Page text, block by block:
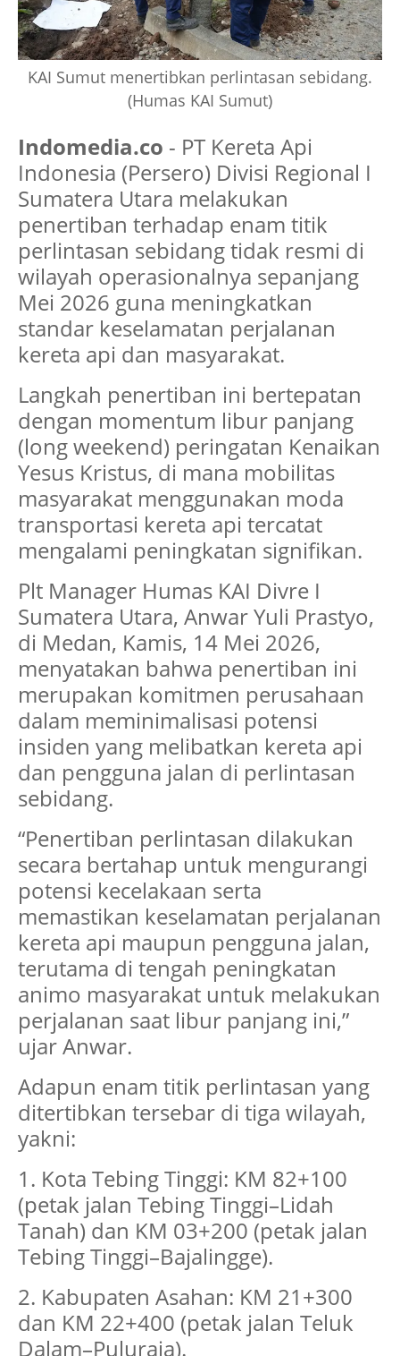
KAI Sumut menertibkan perlintasan sebidang.
(Humas KAI Sumut)
Indomedia.co - PT Kereta Api
Indonesia (Persero) Divisi Regional I
Sumatera Utara melakukan
penertiban terhadap enam titik
perlintasan sebidang tidak resmi di
wilayah operasionalnya sepanjang
Mei 2026 guna meningkatkan
standar keselamatan perjalanan
kereta api dan masyarakat.
Langkah penertiban ini bertepatan
dengan momentum libur panjang
(long weekend) peringatan Kenaikan
Yesus Kristus, di mana mobilitas
masyarakat menggunakan moda
transportasi kereta api tercatat
mengalami peningkatan signifikan.
Plt Manager Humas KAI Divre I
Sumatera Utara, Anwar Yuli Prastyo,
di Medan, Kamis, 14 Mei 2026,
menyatakan bahwa penertiban ini
merupakan komitmen perusahaan
dalam meminimalisasi potensi
insiden yang melibatkan kereta api
dan pengguna jalan di perlintasan
sebidang.
“Penertiban perlintasan dilakukan
secara bertahap untuk mengurangi
potensi kecelakaan serta
memastikan keselamatan perjalanan
kereta api maupun pengguna jalan,
terutama di tengah peningkatan
animo masyarakat untuk melakukan
perjalanan saat libur panjang ini,”
ujar Anwar.
Adapun enam titik perlintasan yang
ditertibkan tersebar di tiga wilayah,
yakni:
1. Kota Tebing Tinggi: KM 82+100
(petak jalan Tebing Tinggi–Lidah
Tanah) dan KM 03+200 (petak jalan
Tebing Tinggi–Bajalingge).
2. Kabupaten Asahan: KM 21+300
dan KM 22+400 (petak jalan Teluk
Dalam–Puluraja).